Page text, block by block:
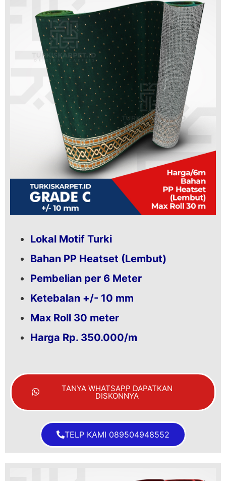
Lokal Motif Turki
Bahan PP Heatset (Lembut)
Pembelian per 6 Meter
Ketebalan +/- 10 mm
Max Roll 30 meter
Harga Rp. 350.000/m
TANYA WHATSAPP DAPATKAN
DISKONNYA
TELP KAMI 089504948552